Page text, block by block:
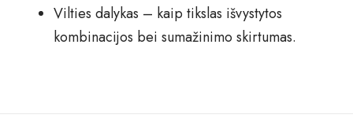
Vilties dalykas – kaip tikslas išvystytos
kombinacijos bei sumažinimo skirtumas.